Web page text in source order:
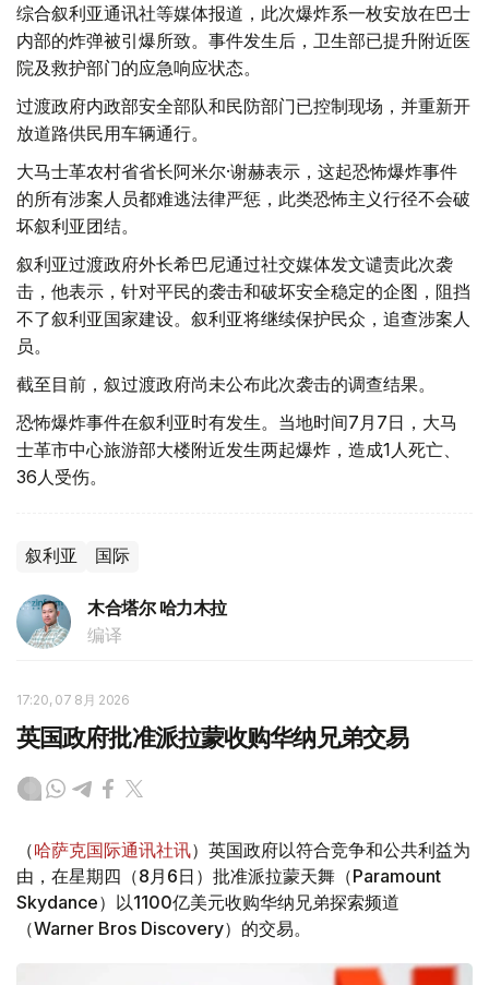
综合叙利亚通讯社等媒体报道，此次爆炸系一枚安放在巴士
内部的炸弹被引爆所致。事件发生后，卫生部已提升附近医
院及救护部门的应急响应状态。
过渡政府内政部安全部队和民防部门已控制现场，并重新开
放道路供民用车辆通行。
大马士革农村省省长阿米尔·谢赫表示，这起恐怖爆炸事件
的所有涉案人员都难逃法律严惩，此类恐怖主义行径不会破
坏叙利亚团结。
叙利亚过渡政府外长希巴尼通过社交媒体发文谴责此次袭
击，他表示，针对平民的袭击和破坏安全稳定的企图，阻挡
不了叙利亚国家建设。叙利亚将继续保护民众，追查涉案人
员。
截至目前，叙过渡政府尚未公布此次袭击的调查结果。
恐怖爆炸事件在叙利亚时有发生。当地时间7月7日，大马
士革市中心旅游部大楼附近发生两起爆炸，造成1人死亡、
36人受伤。
叙利亚 国际
木合塔尔 哈力木拉
编译
17:20, 07 8月 2026
英国政府批准派拉蒙收购华纳兄弟交易
（哈萨克国际通讯社讯）英国政府以符合竞争和公共利益为
由，在星期四（8月6日）批准派拉蒙天舞（Paramount
Skydance）以1100亿美元收购华纳兄弟探索频道
（Warner Bros Discovery）的交易。